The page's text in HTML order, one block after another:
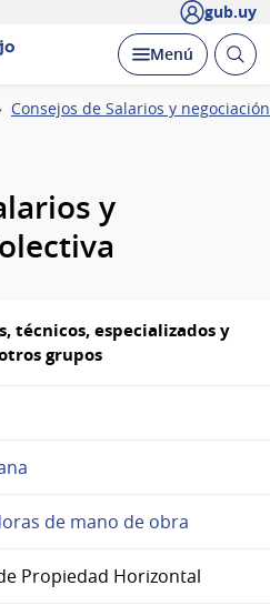
gub.uy
Desplegar
Menú Abrir
Consejos de Salarios y
y
técnicos, especializados y
grupos
de mano de obra
Propiedad Horizontal